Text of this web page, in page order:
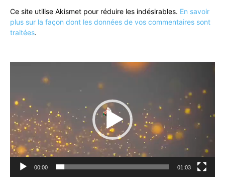
Ce site utilise Akismet pour réduire les indésirables. En savoir
plus sur la façon dont les données de vos commentaires sont
traitées.
00:00 01:03